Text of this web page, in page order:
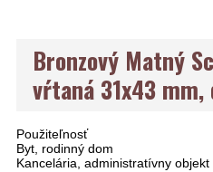
Bronzový Matný
vŕtaná 31x43
Použiteľnosť
Byt, rodinný dom
Kancelária, administratívny objekt